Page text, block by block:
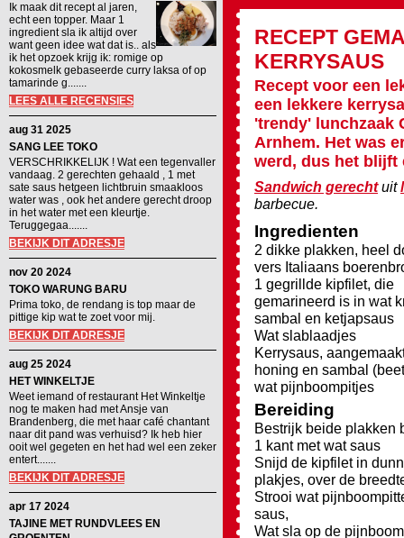
Ik maak dit recept al jaren,
echt een topper. Maar 1
ingredient sla ik altijd over
want geen idee wat dat is.. als
ik het opzoek krijg ik: romige op
kokosmelk gebaseerde curry laksa of op
tamarinde g.......
LEES ALLE RECENSIES
aug 31 2025
SANG LEE TOKO
VERSCHRIKKELIJK ! Wat een tegenvaller
vandaag. 2 gerechten gehaald , 1 met
sate saus hetgeen lichtbruin smaakloos
water was , ook het andere gerecht droop
in het water met een kleurtje.
Teruggegaa.......
BEKIJK DIT ADRESJE
nov 20 2024
TOKO WARUNG BARU
Prima toko, de rendang is top maar de
pittige kip wat te zoet voor mij.
BEKIJK DIT ADRESJE
aug 25 2024
HET WINKELTJE
Weet iemand of restaurant Het Winkeltje
nog te maken had met Ansje van
Brandenberg, die met haar café chantant
naar dit pand was verhuisd? Ik heb hier
ooit wel gegeten en het had wel een zeker
entert.......
BEKIJK DIT ADRESJE
apr 17 2024
TAJINE MET RUNDVLEES EN
RECEPT
KERRYSAUS
Recept voor een
een lekkere
'trendy' lunchzaak
Arnhem. Het was
werd, dus het blijft
Sandwich gerechtuit
barbecue.
Ingredienten
2 dikke plakken, heel
vers Italiaans
1 gegrillde kipfilet, die
gemarineerd is in wat
sambal en ketjapsaus
Wat slablaadjes
Kerrysaus,
honing en sambal
wat pijnboompitjes
Bereiding
Bestrijk beide plakken
1 kant met wat saus
Snijd de kipfilet in
plakjes, over de
Strooi wat
saus,
Wat sla op de